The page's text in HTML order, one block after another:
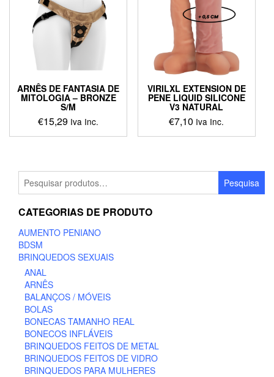
ARNÊS DE FANTASIA DE
MITOLOGIA – BRONZE
S/M
€15,29 Iva Inc.
VIRILXL EXTENSION DE
PENE LIQUID SILICONE
V3 NATURAL
€7,10 Iva Inc.
por:
Pesquisa
CATEGORIAS DE PRODUTO
AUMENTO PENIANO
BDSM
BRINQUEDOS SEXUAIS
ANAL
ARNÊS
BALANÇOS / MÓVEIS
BOLAS
BONECAS TAMANHO REAL
BONECOS INFLÁVEIS
BRINQUEDOS FEITOS DE METAL
BRINQUEDOS FEITOS DE VIDRO
BRINQUEDOS PARA MULHERES